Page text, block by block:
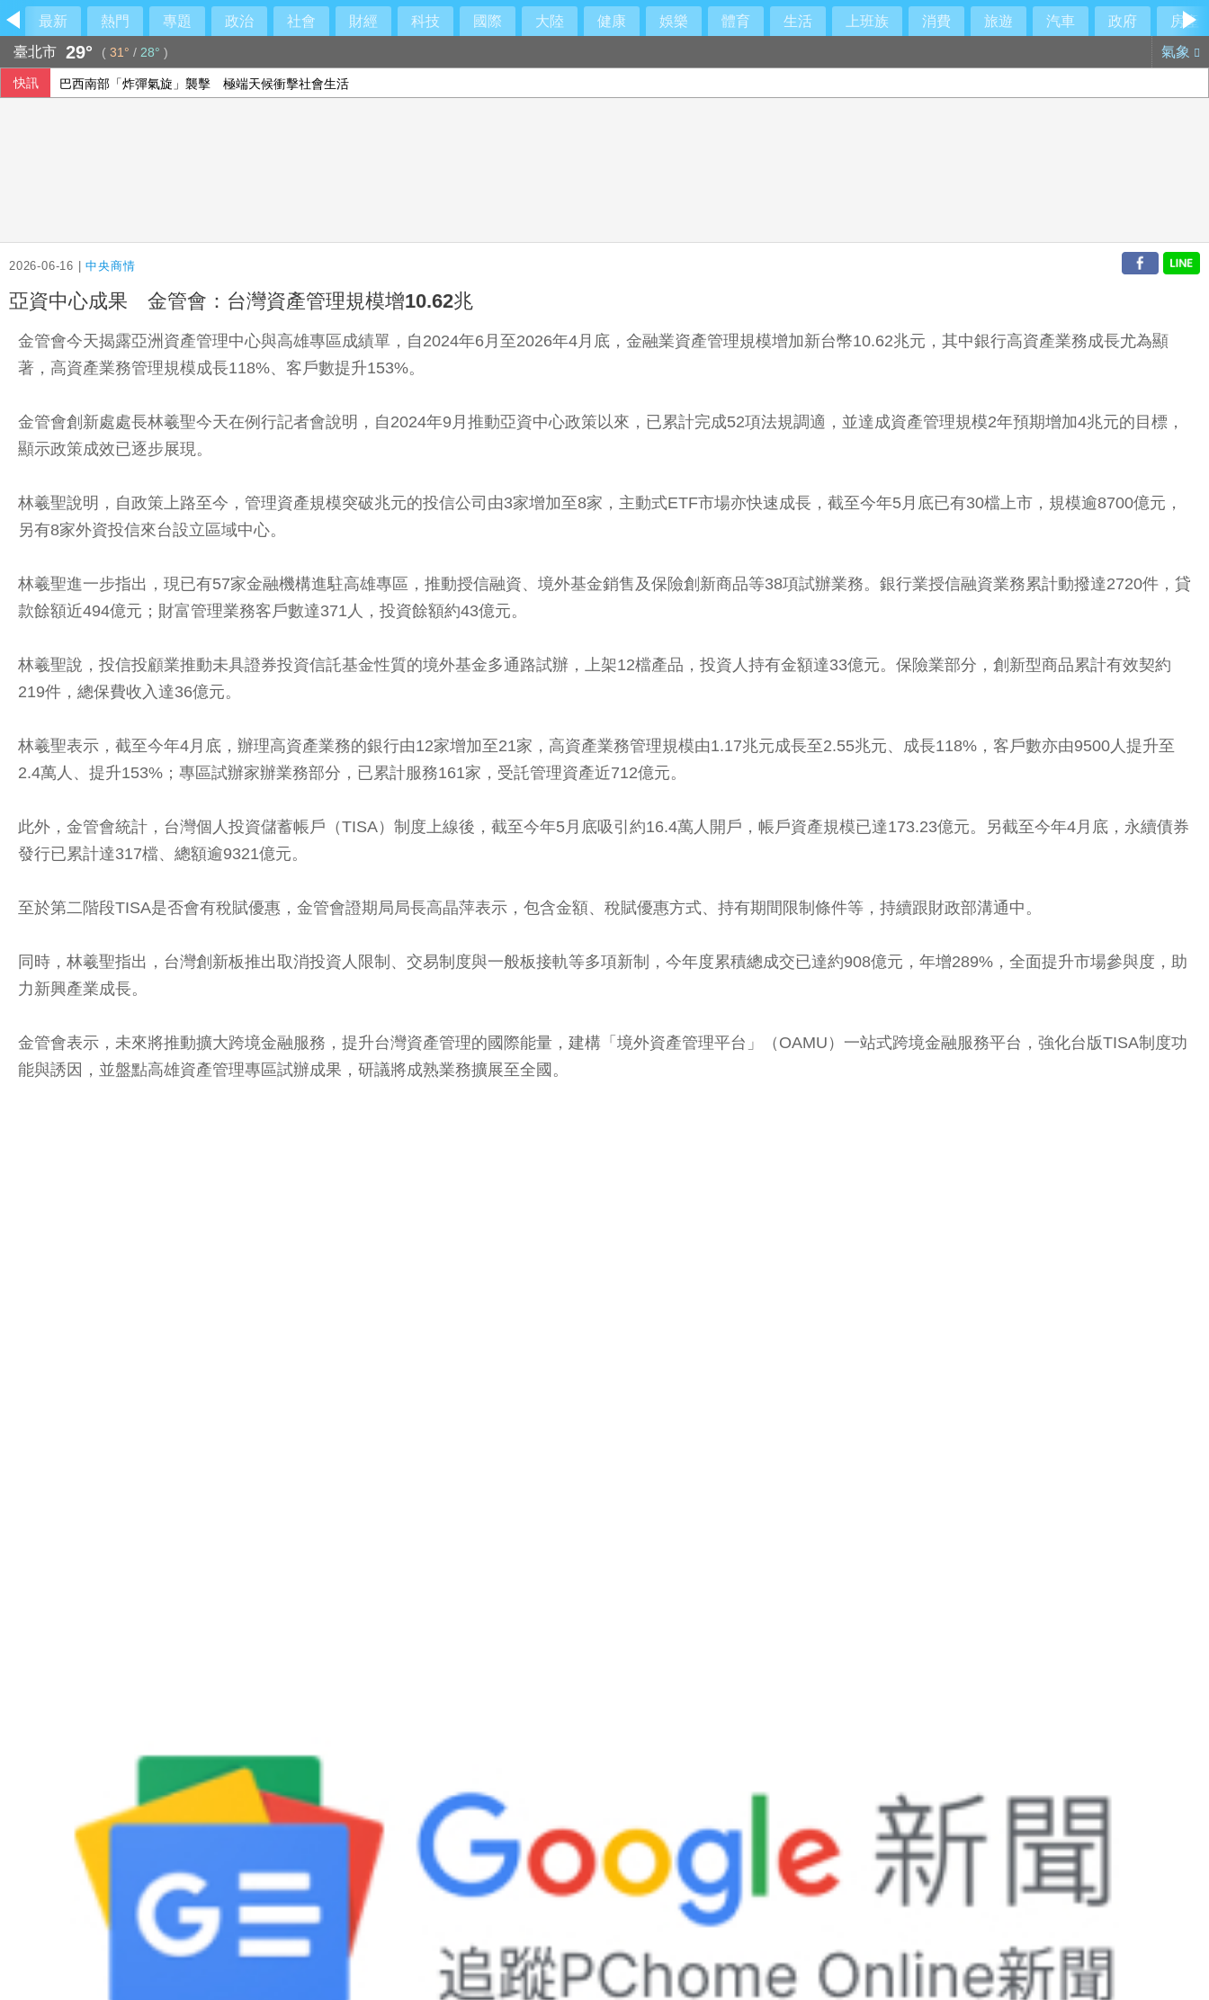
最新 熱門 專題 政治 社會 財經 科技 國際 大陸 健康 娛樂 體育 生活 上班族 消費 旅遊 汽車 政府
房產
臺北市 29° ( 31° / 28° ) 氣象
快訊 巴西南部「炸彈氣旋」襲擊 極端天候衝擊社會生活
2026-06-16 |中央商情
亞資中心成果 金管會：台灣資產管理規模增10.62兆
金管會今天揭露亞洲資產管理中心與高雄專區成績單，自2024年6月至2026年4月底，金融業資產管理規模增加新台幣10.62兆元，其中銀行高資產業務成長尤為顯
著，高資產業務管理規模成長118%、客戶數提升153%。
金管會創新處處長林羲聖今天在例行記者會說明，自2024年9月推動亞資中心政策以來，已累計完成52項法規調適，並達成資產管理規模2年預期增加4兆元的目標，
顯示政策成效已逐步展現。
林羲聖說明，自政策上路至今，管理資產規模突破兆元的投信公司由3家增加至8家，主動式ETF市場亦快速成長，截至今年5月底已有30檔上市，規模逾8700億元，
另有8家外資投信來台設立區域中心。
林羲聖進一步指出，現已有57家金融機構進駐高雄專區，推動授信融資、境外基金銷售及保險創新商品等38項試辦業務。銀行業授信融資業務累計動撥達2720件，貸
款餘額近494億元；財富管理業務客戶數達371人，投資餘額約43億元。
林羲聖說，投信投顧業推動未具證券投資信託基金性質的境外基金多通路試辦，上架12檔產品，投資人持有金額達33億元。保險業部分，創新型商品累計有效契約
219件，總保費收入達36億元。
林羲聖表示，截至今年4月底，辦理高資產業務的銀行由12家增加至21家，高資產業務管理規模由1.17兆元成長至2.55兆元、成長118%，客戶數亦由9500人提升至
2.4萬人、提升153%；專區試辦家辦業務部分，已累計服務161家，受託管理資產近712億元。
此外，金管會統計，台灣個人投資儲蓄帳戶（TISA）制度上線後，截至今年5月底吸引約16.4萬人開戶，帳戶資產規模已達173.23億元。另截至今年4月底，永續債券
發行已累計達317檔、總額逾9321億元。
至於第二階段TISA是否會有稅賦優惠，金管會證期局局長高晶萍表示，包含金額、稅賦優惠方式、持有期間限制條件等，持續跟財政部溝通中。
同時，林羲聖指出，台灣創新板推出取消投資人限制、交易制度與一般板接軌等多項新制，今年度累積總成交已達約908億元，年增289%，全面提升市場參與度，助
力新興產業成長。
金管會表示，未來將推動擴大跨境金融服務，提升台灣資產管理的國際能量，建構「境外資產管理平台」（OAMU）一站式跨境金融服務平台，強化台版TISA制度功
能與誘因，並盤點高雄資產管理專區試辦成果，研議將成熟業務擴展至全國。